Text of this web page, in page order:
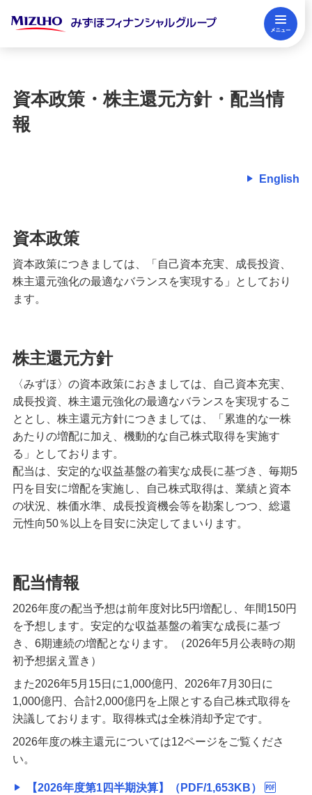
閉じる
株式・社債情報
ディスクロージャー方針
ニュースリリース
資本政策・株主還元方針・配当情
報
English
資本政策
資本政策につきましては、「自己資本充実、成長投資、
株主還元強化の最適なバランスを実現する」としており
ます。
株主還元方針
〈みずほ〉の資本政策におきましては、自己資本充実、
成長投資、株主還元強化の最適なバランスを実現するこ
ととし、株主還元方針につきましては、「累進的な一株
あたりの増配に加え、機動的な自己株式取得を実施す
る」としております。
配当は、安定的な収益基盤の着実な成長に基づき、毎期5
円を目安に増配を実施し、自己株式取得は、業績と資本
の状況、株価水準、成長投資機会等を勘案しつつ、総還
元性向50％以上を目安に決定してまいります。
配当情報
2026年度の配当予想は前年度対比5円増配し、年間150円
を予想します。安定的な収益基盤の着実な成長に基づ
き、6期連続の増配となります。（2026年5月公表時の期
初予想据え置き）
また2026年5月15日に1,000億円、2026年7月30日に
1,000億円、合計2,000億円を上限とする自己株式取得を
決議しております。取得株式は全株消却予定です。
2026年度の株主還元については12ページをご覧くださ
い。
【2026年度第1四半期決算】（PDF/1,653KB）